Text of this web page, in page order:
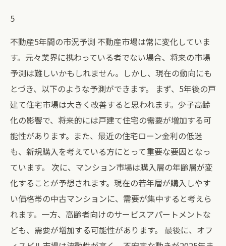
5
不動産5年間の市況予測 不動産市場は常に変化していま
す。元々業界に携わっている者でない場合、将来の市場
予測は難しいかもしれません。しかし、現在の動向にも
とづき、以下のような予測ができます。 まず、5年後の戸
建て住宅市場は大きく改善すると思われます。少子高齢
化の影響で、将来的には戸建て住宅の需要が増加する可
能性があります。また、最近の住宅ローン金利の低迷
も、新規購入を考えている方にとって重要な要因となっ
ています。 次に、マンション市場は購入層の年齢層が変
化することが予想されます。現在の若年層が購入しやす
い価格帯の中古マンションに、需要が集中すると考えら
れます。一方、高齢者向けのサービスアパートメントな
ども、需要が増加する可能性があります。 最後に、オフ